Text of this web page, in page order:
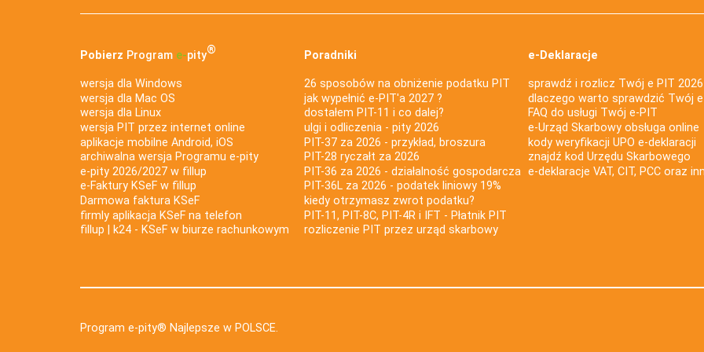
Pobierz Program e‑pity®
wersja dla Windows
wersja dla Mac OS
wersja dla Linux
wersja PIT przez internet online
aplikacje mobilne Android, iOS
archiwalna wersja Programu e-pity
e-pity 2026/2027 w fillup
e‑Faktury KSeF w fillup
Darmowa faktura KSeF
firmly aplikacja KSeF na telefon
fillup | k24 - KSeF w biurze rachunkowym
Poradniki
26 sposobów na obniżenie podatku PIT
jak wypełnić e-PIT'a 2027 ?
dostałem PIT-11 i co dalej?
ulgi i odliczenia - pity 2026
PIT-37 za 2026 - przykład, broszura
PIT-28 ryczałt za 2026
PIT-36 za 2026 - działalność gospodarcza
PIT-36L za 2026 - podatek liniowy 19%
kiedy otrzymasz zwrot podatku?
PIT-11, PIT-8C, PIT-4R i IFT - Płatnik PIT
rozliczenie PIT przez urząd skarbowy
e-Deklaracje
sprawdź i rozlicz Twój e PIT 2026
dlaczego warto sprawdzić Twój
FAQ do usługi Twój e-PIT
e-Urząd Skarbowy obsługa online
kody weryfikacji UPO e-deklaracji
znajdź kod Urzędu Skarbowego
e-deklaracje VAT, CIT, PCC oraz
Program e-pity® Najlepsze w POLSCE.